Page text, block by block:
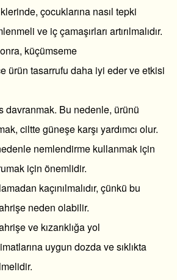
çocuklarına nasıl tepki
ve iç çamaşırları artırılmalıdır.
küçümseme
ürün tasarrufu daha iyi eder ve etkisi
davranmak. Bu nedenle, ürünü
ciltte güneşe karşı yardımcı olur.
nemlendirme kullanmak için
için önemlidir.
kaçınılmalıdır, çünkü bu
neden olabilir.
ve kızarıklığa yol
uygun dozda ve sıklıkta